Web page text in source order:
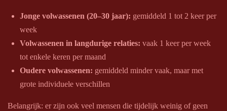
Jonge volwassenen (20–30 jaar): gemiddeld 1 tot 2 keer per
week
Volwassenen in langdurige relaties: vaak 1 keer per week
tot enkele keren per maand
Oudere volwassenen: gemiddeld minder vaak, maar met
grote individuele verschillen
Belangrijk: er zijn ook veel mensen die tijdelijk weinig of geen